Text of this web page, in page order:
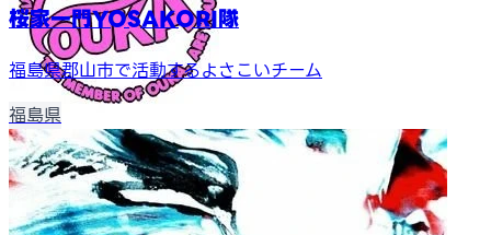
桜家一門YOSAKORI隊
福島県郡山市で活動するよさこいチーム
福島県